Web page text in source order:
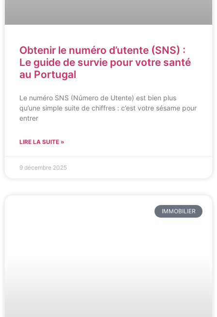
Obtenir le numéro d’utente (SNS) :
Le guide de survie pour votre santé
au Portugal
Le numéro SNS (Número de Utente) est bien plus
qu’une simple suite de chiffres : c’est votre sésame pour
entrer
LIRE LA SUITE »
9 décembre 2025
IMMOBILIER